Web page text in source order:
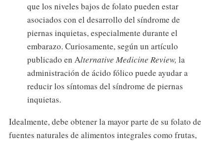
que los niveles bajos de folato pueden estar
asociados con el desarrollo del síndrome de
piernas inquietas, especialmente durante el
embarazo. Curiosamente, según un artículo
publicado en Alternative Medicine Review, la
administración de ácido fólico puede ayudar a
reducir los síntomas del síndrome de piernas
inquietas.
Idealmente, debe obtener la mayor parte de su folato de
fuentes naturales de alimentos integrales como frutas,